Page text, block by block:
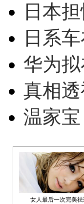
日本
日系
华为
真相
温家
女人最后一次完美祛